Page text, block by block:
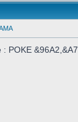
POKE &96A2,&A7